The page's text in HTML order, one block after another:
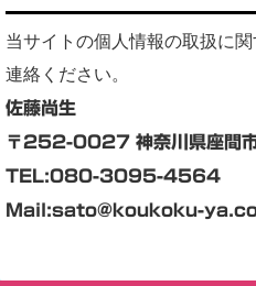
当サイトの個人情報の取扱に
連絡ください。
佐藤尚生
〒252-0027 神奈川県座間
TEL:080-3095-4564
Mail:sato@koukoku-